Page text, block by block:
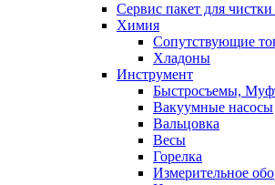
Сервис пакет для
Химия
Сопутствующие
Хладоны
Инструмент
Быстросъемы,
Вакуумные насосы
Вальцовка
Весы
Горелка
Измерительное